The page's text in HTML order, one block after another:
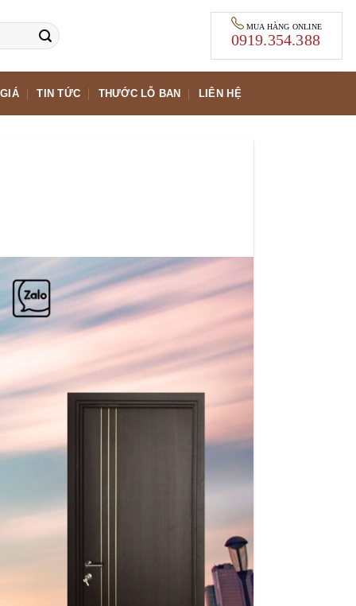
MUA HÀNG ONLINE
0919.354.388
TIN TỨC THƯỚC LỖ BAN LIÊN HỆ